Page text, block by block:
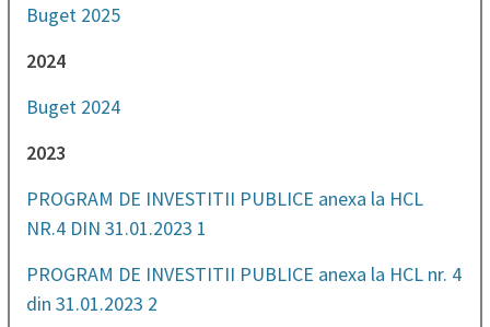
Buget 2025
2024
Buget 2024
2023
PROGRAM DE INVESTITII PUBLICE anexa la HCL
NR.4 DIN 31.01.2023 1
PROGRAM DE INVESTITII PUBLICE anexa la HCL nr. 4
din 31.01.2023 2